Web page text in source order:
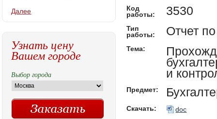
Код
работы:
3530
Тип
работы:
Отчет
Тема:
и
Предмет:
Скачать:
doc
Далее
Узнать цену
Вашем городе
Выбор города